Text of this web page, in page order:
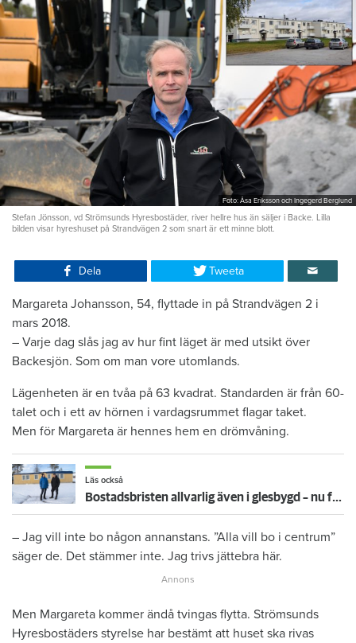
Foto: Åsa Eriksson och Ingegerd Berglund
Stefan Jönsson, vd Strömsunds Hyresbostäder, river hellre hus än säljer i Backe. Lilla
bilden visar hyreshuset på Strandvägen 2 som snart är ett minne blott.
Dela Tweeta
Margareta Johansson, 54, flyttade in på Strandvägen 2 i
mars 2018.
– Varje dag slås jag av hur fint läget är med utsikt över
Backesjön. Som om man vore utomlands.
Lägenheten är en tvåa på 63 kvadrat. Standarden är från 60-
talet och i ett av hörnen i vardagsrummet flagar taket.
Men för Margareta är hennes hem en drömvåning.
Läs också
Bostadsbristen allvarlig även i glesbygd – nu föds nya kreativa lösningar
– Jag vill inte bo någon annanstans. ”Alla vill bo i centrum”
säger de. Det stämmer inte. Jag trivs jättebra här.
Men Margareta kommer ändå tvingas flytta. Strömsunds
Hyresbostäders styrelse har bestämt att huset ska rivas